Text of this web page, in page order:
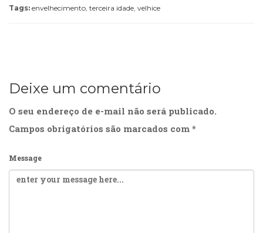
Tags: envelhecimento, terceira idade, velhice
Deixe um comentário
O seu endereço de e-mail não será publicado.
Campos obrigatórios são marcados com *
Message